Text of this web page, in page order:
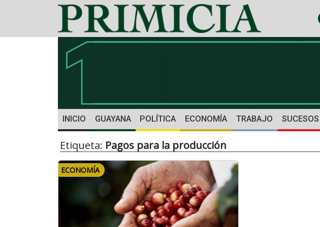
INICIO GUAYANA POLÍTICA ECONOMÍA TRABAJO SUCESOS
Etiqueta: Pagos para la producción
ECONOMÍA